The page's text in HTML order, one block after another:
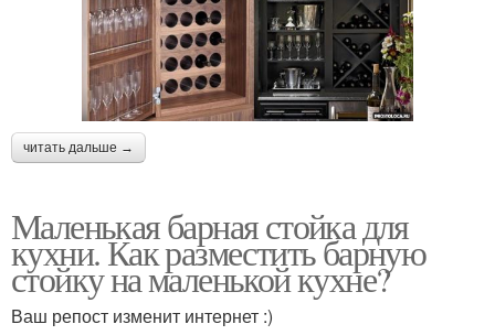
читать дальше →
Маленькая барная стойка для
кухни. Как разместить барную
стойку на маленькой кухне?
Ваш репост изменит интернет :)